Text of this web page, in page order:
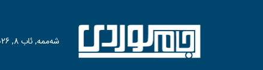
شەممە, ئاب 8, 2026